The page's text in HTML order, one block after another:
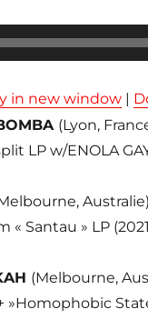
in new window |
(Lyon,
LP w/ENOLA
« Santau » LP
(Melbourne,
»Homophobic